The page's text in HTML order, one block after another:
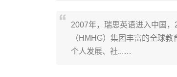
2007年，瑞思英语进入中国
（HMHG）集团丰富的全球
个人发展、社...…